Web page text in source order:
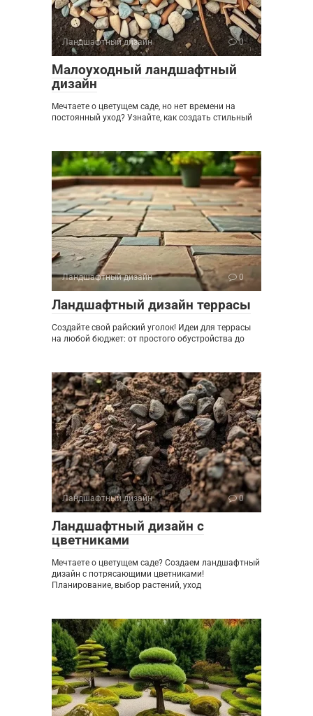
Ландшафтный дизайн 0
Малоуходный ландшафтный
дизайн
Мечтаете о цветущем саде, но нет времени на
постоянный уход? Узнайте, как создать стильный
Ландшафтный дизайн 0
Ландшафтный дизайн террасы
Создайте свой райский уголок! Идеи для террасы
на любой бюджет: от простого обустройства до
Ландшафтный дизайн 0
Ландшафтный дизайн с
цветниками
Мечтаете о цветущем саде? Создаем ландшафтный
дизайн с потрясающими цветниками!
Планирование, выбор растений, уход